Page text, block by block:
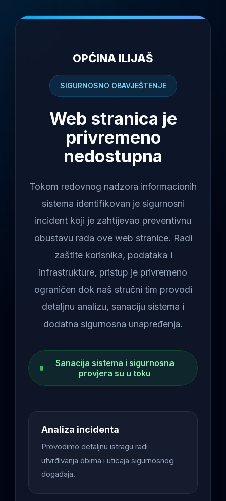
OPĆINA ILIJAŠ
SIGURNOSNO OBAVJEŠTENJE
Web stranica je
privremeno
nedostupna
Tokom redovnog nadzora informacionih
sistema identifikovan je sigurnosni
incident koji je zahtijevao preventivnu
obustavu rada ove web stranice. Radi
zaštite korisnika, podataka i
infrastrukture, pristup je privremeno
ograničen dok naš stručni tim provodi
detaljnu analizu, sanaciju sistema i
dodatna sigurnosna unapređenja.
Sanacija sistema i sigurnosna
provjera su u toku
Analiza incidenta
Provodimo detaljnu istragu radi
utvrđivanja obima i uticaja sigurnosnog
događaja.